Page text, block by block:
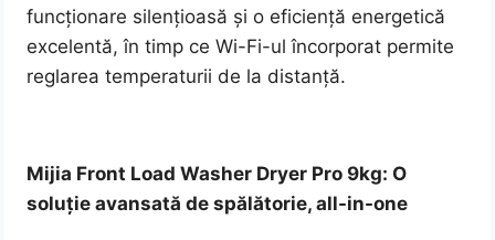
funcționare silențioasă și o eficiență energetică
excelentă, în timp ce Wi-Fi-ul încorporat permite
reglarea temperaturii de la distanță.
Mijia Front Load Washer Dryer Pro 9kg: O
soluție avansată de spălătorie, all-in-one